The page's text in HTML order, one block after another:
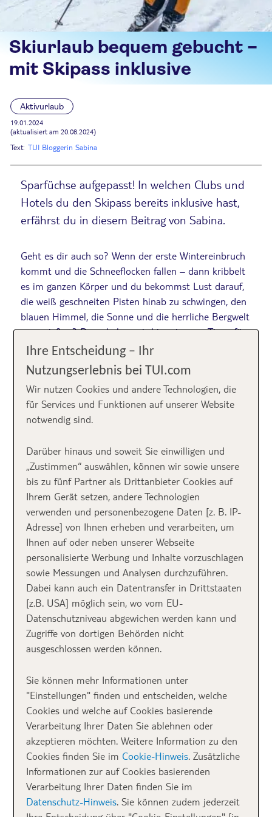
Skiurlaub bequem gebucht –
mit Skipass inklusive
Aktivurlaub
19.01.2024
(aktualisiert am 20.08.2024)
Text: TUI Bloggerin Sabina
Sparfüchse aufgepasst! In welchen Clubs und
Hotels du den Skipass bereits inklusive hast,
erfährst du in diesem Beitrag von Sabina.
Geht es dir auch so? Wenn der erste Wintereinbruch
kommt und die Schneeflocken fallen – dann kribbelt
es im ganzen Körper und du bekommst Lust darauf,
die weiß geschneiten Pisten hinab zu schwingen, den
blauen Himmel, die Sonne und die herrliche Bergwelt
zu genießen? Dann haben wir hier ein paar Tipps für
dich, wie du deinenSkiurlaubganz einfach und
bequem buchen kannst. In den schönsten Skigebieten
und sogar den Skipass bereits inklusive. So kannst du
gleich nach Ankunft ab auf den Berg!
Pistenspaß bei
ROBINSON – in
Österreich und
Schweiz
In vielen WintersportROBINSON Clubs bekommst du
dasSkipaket im Preis inklusive. Mit Skipass und
Skikursen für Kinder ab 4 Jahren und Erwachsene, für
ROBINS sind zertifizierte undtop qualifizierte
Skilehrer. Sie zeigen dir ihr Skigebiet und die
schönsten Pisten. Egal ob du dich zum ersten Mal auf
die Bretter traust, deinen Carving Schwung
perfektionieren oder Freeriden lernen willst – hier
kannst du es in der sympathischen Skigruppetun
und dabei eine Menge Spaß haben. Den gibt es
übrigens auch beim gemeinsamenAprès Ski mit Bar-
Lifeund Dance.
Ihre Entscheidung – Ihr
Nutzungserlebnis bei TUI.com
Wir nutzen Cookies und andere Technologien, die
für Services und Funktionen auf unserer Website
notwendig sind.
Darüber hinaus und soweit Sie einwilligen und
„Zustimmen“ auswählen, können wir sowie unsere
bis zu fünf Partner als Drittanbieter Cookies auf
Ihrem Gerät setzen, andere Technologien
verwenden und personenbezogene Daten [z. B. IP-
Adresse] von Ihnen erheben und verarbeiten, um
Ihnen auf oder neben unserer Webseite
personalisierte Werbung und Inhalte vorzuschlagen
sowie Messungen und Analysen durchzuführen.
Dabei kann auch ein Datentransfer in Drittstaaten
[z.B. USA] möglich sein, wo vom EU-
Datenschutzniveau abgewichen werden kann und
Zugriffe von dortigen Behörden nicht
ausgeschlossen werden können.
Sie können mehr Informationen unter
"Einstellungen" finden und entscheiden, welche
Cookies und welche auf Cookies basierende
Verarbeitung Ihrer Daten Sie ablehnen oder
akzeptieren möchten. Weitere Information zu den
Cookies finden Sie im Cookie-Hinweis. Zusätzliche
Informationen zur auf Cookies basierenden
Verarbeitung Ihrer Daten finden Sie im
Datenschutz-Hinweis. Sie können zudem jederzeit